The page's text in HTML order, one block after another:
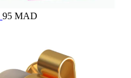
95 MAD